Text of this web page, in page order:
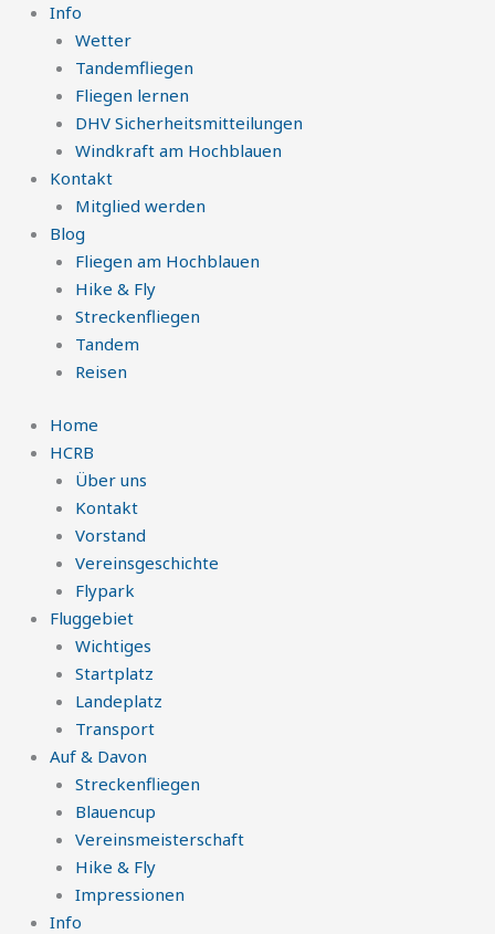
Info
Wetter
Tandemfliegen
Fliegen lernen
DHV Sicherheitsmitteilungen
Windkraft am Hochblauen
Kontakt
Mitglied werden
Blog
Fliegen am Hochblauen
Hike & Fly
Streckenfliegen
Tandem
Reisen
Home
HCRB
Über uns
Kontakt
Vorstand
Vereinsgeschichte
Flypark
Fluggebiet
Wichtiges
Startplatz
Landeplatz
Transport
Auf & Davon
Streckenfliegen
Blauencup
Vereinsmeisterschaft
Hike & Fly
Impressionen
Info